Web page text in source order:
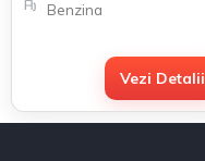
Benzina
Vezi Detalii